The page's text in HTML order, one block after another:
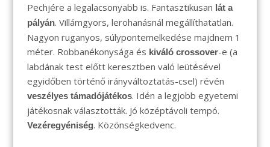
Pechjére a legalacsonyabb is. Fantasztikusan lát a
pályán. Villámgyors, lerohanásnál megállíthatatlan.
Nagyon ruganyos, súlypontemelkedése majdnem 1
méter. Robbanékonysága és kiváló crossover-e (a
labdának test előtt keresztben való leütésével
egyidőben történő irányváltoztatás-csel) révén
veszélyes támadójátékos. Idén a legjobb egyetemi
játékosnak választották. Jó középtávoli tempó.
Vezéregyéniség. Közönségkedvenc.